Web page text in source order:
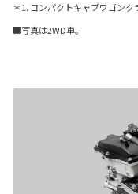
＊1. コンパクトキャブワゴン
■写真は2WD車。